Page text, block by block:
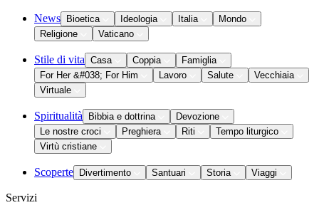
News Bioetica Ideologia Italia
Mondo
Religione
Vaticano
Stile di vita Casa Coppia
Famiglia
For Her &#038; For Him
Lavoro Salute
Vecchiaia
Virtuale
Spiritualità Bibbia e dottrina
Devozione
Le nostre croci
Preghiera Riti
Tempo liturgico
Virtù cristiane
Scoperte Divertimento Santuari Storia Viaggi
Servizi